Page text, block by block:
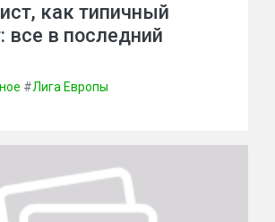
как типичный
все в последний
#Лига Европы